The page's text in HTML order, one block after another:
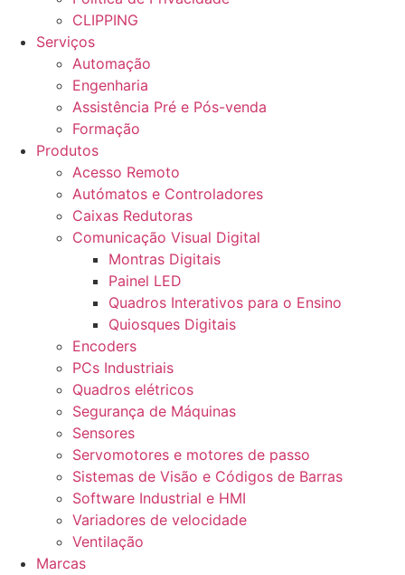
CLIPPING
Serviços
Automação
Engenharia
Assistência Pré e Pós-venda
Formação
Produtos
Acesso Remoto
Autómatos e Controladores
Caixas Redutoras
Comunicação Visual Digital
Montras Digitais
Painel LED
Quadros Interativos para o Ensino
Quiosques Digitais
Encoders
PCs Industriais
Quadros elétricos
Segurança de Máquinas
Sensores
Servomotores e motores de passo
Sistemas de Visão e Códigos de Barras
Software Industrial e HMI
Variadores de velocidade
Ventilação
Marcas